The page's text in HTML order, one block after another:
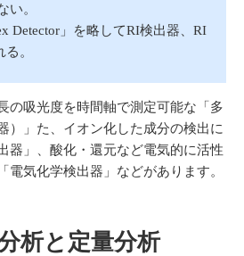
い。
Detector」を略してRI検出器、RI
。
の吸光度を時間軸で測定可能な「多
）」た、イオン化した成分の検出に
器」、酸化・還元など電気的に活性
電気化学検出器」などがあります。
析と定量分析